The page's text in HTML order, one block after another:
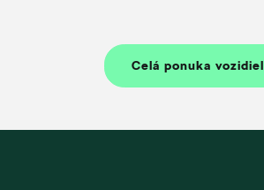
Celá ponuka vozidiel